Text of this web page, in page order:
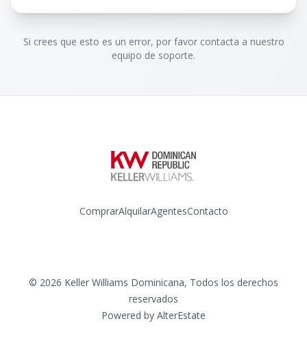
Si crees que esto es un error, por favor contacta a nuestro
equipo de soporte.
ComprarAlquilarAgentesContacto
© 2026 Keller Williams Dominicana, Todos los derechos
reservados
Powered by AlterEstate